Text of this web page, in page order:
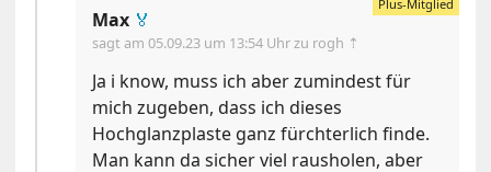
Max 🏅
sagt am05.09.23 um 13:54 Uhrzu rogh ⇡
Ja i know, muss ich aber zumindest für
mich zugeben, dass ich dieses
Hochglanzplaste ganz fürchterlich finde.
Man kann da sicher viel rausholen, aber